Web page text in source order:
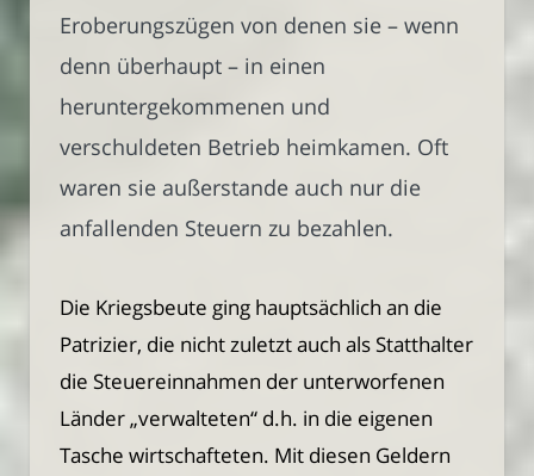
Eroberungszügen von denen sie – wenn
denn überhaupt – in einen
heruntergekommenen und
verschuldeten Betrieb heimkamen. Oft
waren sie außerstande auch nur die
anfallenden Steuern zu bezahlen.
Die Kriegsbeute ging hauptsächlich an die
Patrizier, die nicht zuletzt auch als Statthalter
die Steuereinnahmen der unterworfenen
Länder „verwalteten“ d.h. in die eigenen
Tasche wirtschafteten. Mit diesen Geldern